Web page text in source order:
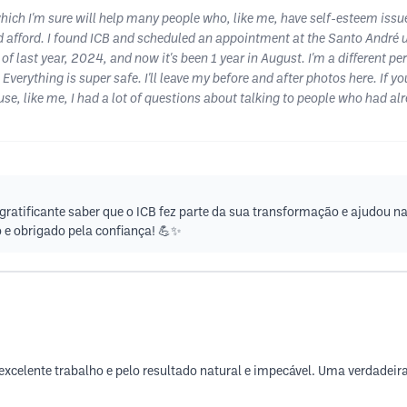
I'm sure will help many people who, like me, have self-esteem
I found ICB and scheduled an appointment at the Santo André
last year, 2024, and now it's been 1 year in August. I'm a different
is super safe. I'll leave my before and after photos here. If
like me, I had a lot of questions about talking to people who had
saber que o ICB fez parte da sua transformação e ajudou
obrigado pela confiança! 💪✨
trabalho e pelo resultado natural e impecável. Uma